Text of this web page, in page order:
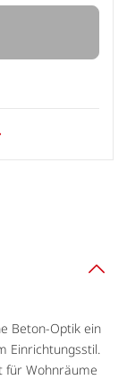
Beton-Optik ein
Einrichtungsstil.
für Wohnräume